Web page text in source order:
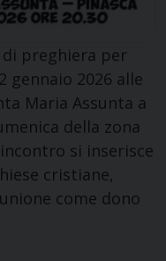
di preghiera per
gennaio 2026 alle
Maria Assunta a
della zona
si inserisce
cristiane,
come dono